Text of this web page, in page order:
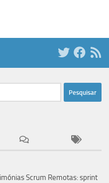
Scrum Remotas: sprint